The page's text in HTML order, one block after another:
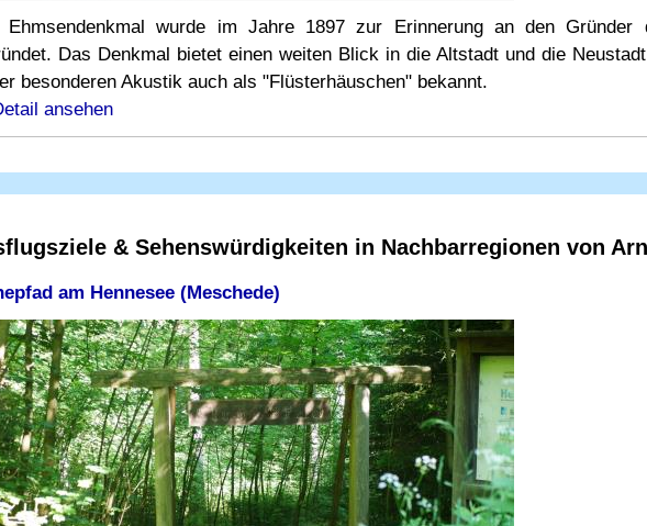
Ehmsendenkmal wurde im Jahre 1897 zur Erinnerung an den Gründer
Das Denkmal bietet einen weiten Blick in die Altstadt und die
besonderen Akustik auch als "Flüsterhäuschen" bekannt.
ansehen
& Sehenswürdigkeiten in Nachbarregionen von
am Hennesee (Meschede)